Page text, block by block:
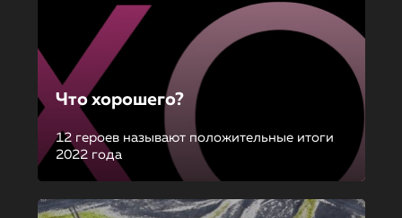
Что хорошего?
12 героев называют положительные итоги
2022 года